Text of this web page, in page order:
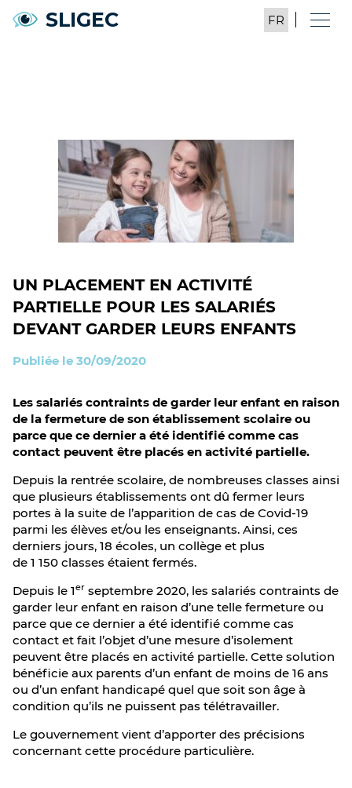
SLIGEC
UN PLACEMENT EN ACTIVITÉ
PARTIELLE POUR LES SALARIÉS
DEVANT GARDER LEURS ENFANTS
Publiée le 30/09/2020
Les salariés contraints de garder leur enfant en raison
de la fermeture de son établissement scolaire ou
parce que ce dernier a été identifié comme cas
contact peuvent être placés en activité partielle.
Depuis la rentrée scolaire, de nombreuses classes ainsi
que plusieurs établissements ont dû fermer leurs
portes à la suite de l’apparition de cas de Covid-19
parmi les élèves et/ou les enseignants. Ainsi, ces
derniers jours, 18 écoles, un collège et plus
de 1 150 classes étaient fermés.
Depuis le 1er septembre 2020, les salariés contraints de
garder leur enfant en raison d’une telle fermeture ou
parce que ce dernier a été identifié comme cas
contact et fait l’objet d’une mesure d’isolement
peuvent être placés en activité partielle. Cette solution
bénéficie aux parents d’un enfant de moins de 16 ans
ou d’un enfant handicapé quel que soit son âge à
condition qu’ils ne puissent pas télétravailler.
Le gouvernement vient d’apporter des précisions
concernant cette procédure particulière.